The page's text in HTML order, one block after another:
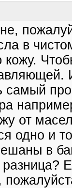
в
самый
от
одно и
в